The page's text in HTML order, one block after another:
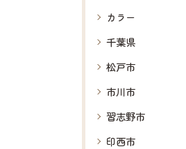
カラー
千葉県
松戸市
市川市
習志野市
印西市